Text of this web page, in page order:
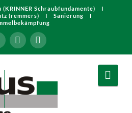
(KRINNER Schraubfundamente) I
(remmers) I Sanierung I